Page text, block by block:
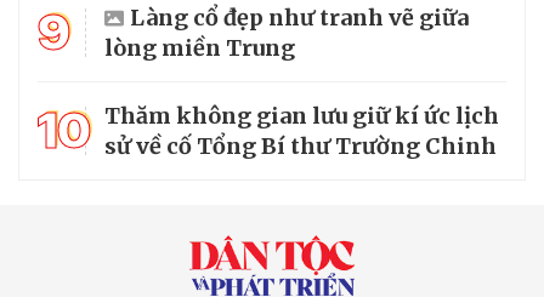
9
Làng cổ đẹp như tranh vẽ giữa
lòng miền Trung
10 Thăm không gian lưu giữ kí ức lịch
sử về cố Tổng Bí thư Trường Chinh